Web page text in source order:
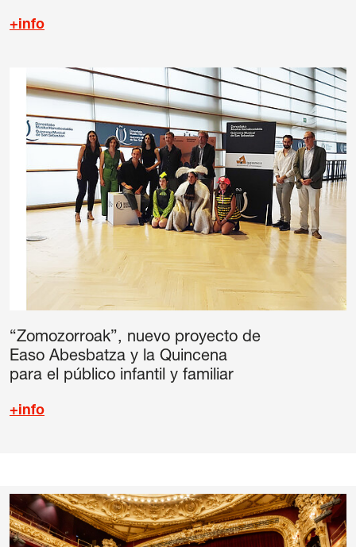
+info
“Zomozorroak”, nuevo proyecto de
Easo Abesbatza y la Quincena
para el público infantil y familiar
+info